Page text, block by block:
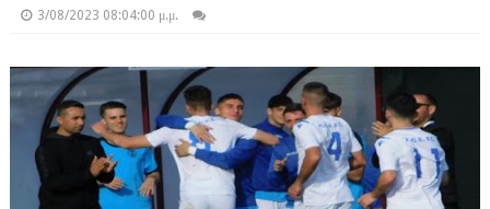
3/08/2023 08:04:00 μ.μ.